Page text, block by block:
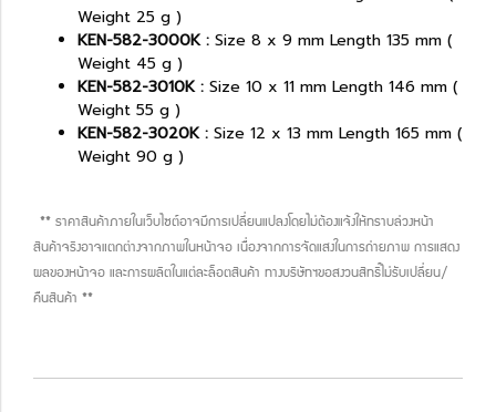
Weight 25 g )
KEN-582-3000K : Size 8 x 9 mm Length 135 mm (
Weight 45 g )
KEN-582-3010K : Size 10 x 11 mm Length 146 mm (
Weight 55 g )
KEN-582-3020K : Size 12 x 13 mm Length 165 mm (
Weight 90 g )
** ราคาสินค้าภายในเว็บไซต์อาจมีการเปลี่ยนแปลงโดยไม่ต้องแจ้งให้ทราบล่วงหน้า
สินค้าจริงอาจแตกต่างจากภาพในหน้าจอ เนื่องจากการจัดแสงในการถ่ายภาพ การแสดง
ผลของหน้าจอ และการผลิตในแต่ละล็อตสินค้า ทางบริษัทฯขอสงวนสิทธิ์ไม่รับเปลี่ยน/
คืนสินค้า **